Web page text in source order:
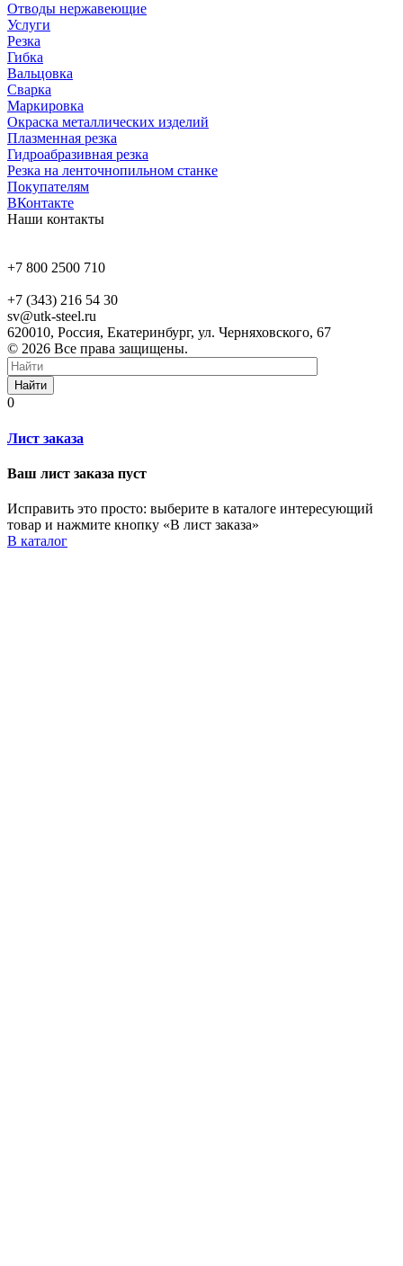
Отводы нержавеющие
Услуги
Резка
Гибка
Вальцовка
Сварка
Маркировка
Окраска металлических изделий
Плазменная резка
Гидроабразивная резка
Резка на ленточнопильном станке
Покупателям
ВКонтакте
Наши контакты
+7 800 2500 710
+7 (343) 216 54 30
sv@utk-steel.ru
620010, Россия, Екатеринбург, ул. Черняховского, 67
© 2026 Все права защищены.
Найти
0
Лист заказа
Ваш лист заказа пуст
Исправить это просто: выберите в каталоге интересующий
товар и нажмите кнопку «В лист заказа»
В каталог